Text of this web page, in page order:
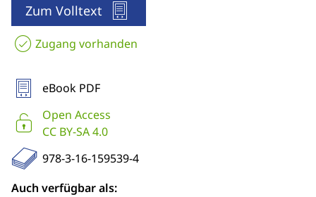
Zum Volltext
Zugang vorhanden
eBook PDF
Open Access
CC BY-SA 4.0
978-3-16-159539-4
Auch verfügbar als: